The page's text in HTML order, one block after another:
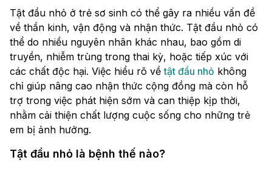
Tật đầu nhỏ ở trẻ sơ sinh có thể gây ra nhiều vấn đề
về thần kinh, vận động và nhận thức. Tật đầu nhỏ có
thể do nhiều nguyên nhân khác nhau, bao gồm di
truyền, nhiễm trùng trong thai kỳ, hoặc tiếp xúc với
các chất độc hại. Việc hiểu rõ vềtật đầu nhỏ không
chỉ giúp nâng cao nhận thức cộng đồng mà còn hỗ
trợ trong việc phát hiện sớm và can thiệp kịp thời,
nhằm cải thiện chất lượng cuộc sống cho những trẻ
em bị ảnh hưởng.
Tật đầu nhỏ là bệnh thế nào?